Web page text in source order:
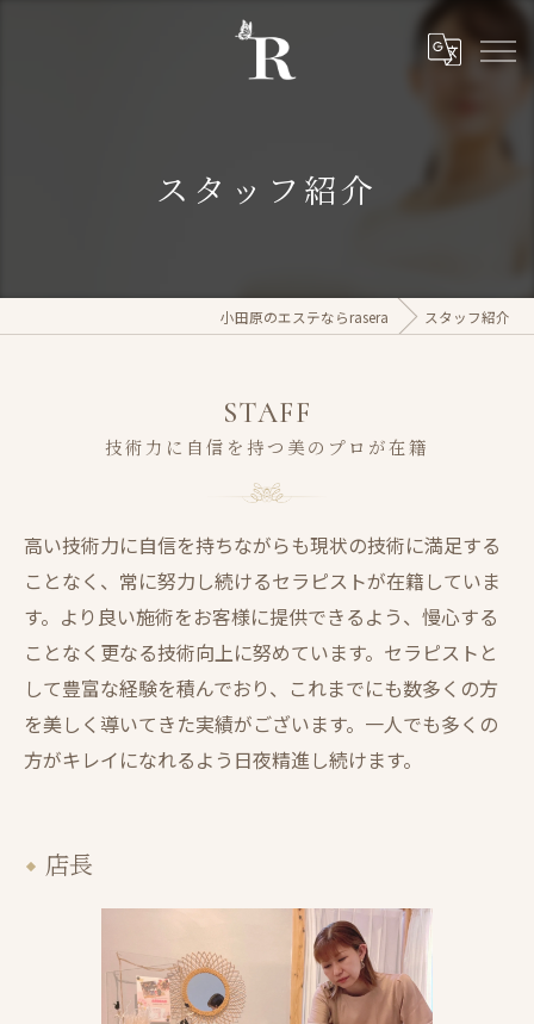
スタッフ紹介
小田原のエステならrasera スタッフ紹介
技術力に自信を持つ美のプロが在籍
STAFF
高い技術力に自信を持ちながらも現状の技術に満足する
ことなく、常に努力し続けるセラピストが在籍していま
す。より良い施術をお客様に提供できるよう、慢心する
ことなく更なる技術向上に努めています。セラピストと
して豊富な経験を積んでおり、これまでにも数多くの方
を美しく導いてきた実績がございます。一人でも多くの
方がキレイになれるよう日夜精進し続けます。
店長